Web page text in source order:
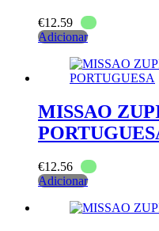
€12.59
Adicionar
MISSAO
€12.56
Adicionar